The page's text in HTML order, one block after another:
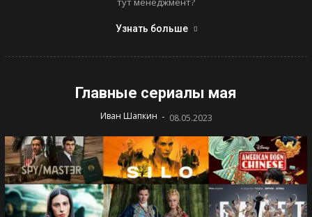
Узнать больше
Главные сериалы мая
Иван Шапкин - 08.05.2023